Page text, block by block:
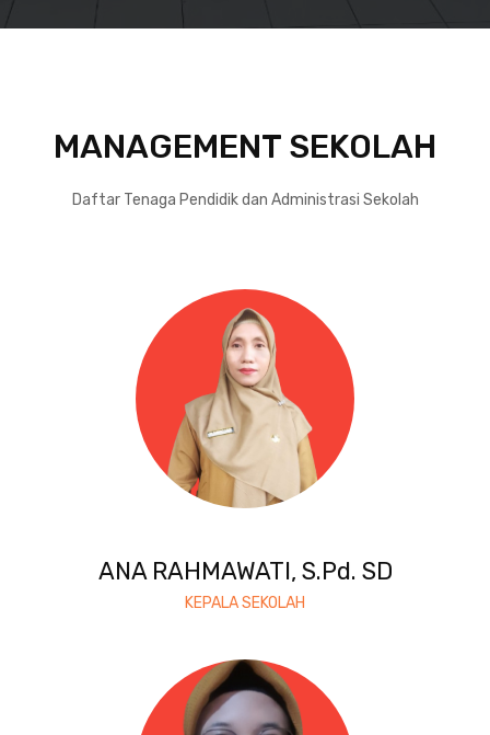
MANAGEMENT SEKOLAH
Daftar Tenaga Pendidik dan Administrasi Sekolah
ANA RAHMAWATI, S.Pd. SD
KEPALA SEKOLAH